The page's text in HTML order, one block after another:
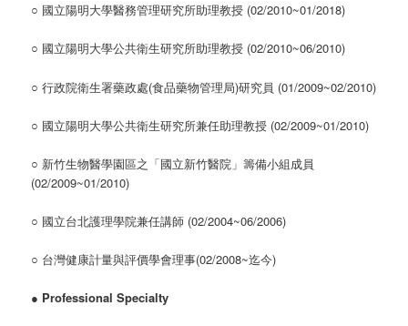
○ 國立陽明大學醫務管理研究所助理教授 (02/2010~01/2018)
○ 國立陽明大學公共衛生研究所助理教授 (02/2010~06/2010)
○ 行政院衛生署藥政處(食品藥物管理局)研究員 (01/2009~02/2010)
○ 國立陽明大學公共衛生研究所兼任助理教授 (02/2009~01/2010)
○ 新竹生物醫學園區之「國立新竹醫院」籌備小組成員
(02/2009~01/2010)
○ 國立台北護理學院兼任講師 (02/2004~06/2006)
○ 台灣健康計量與評價學會理事(02/2008~迄今)
● Professional Specialty